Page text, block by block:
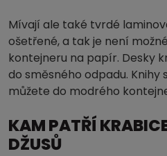
Mívají ale také tvrdé
ošetřené, a tak je není
kontejneru na papír. Desky
do směsného odpadu.
můžete do modrého
KAM PATŘÍ
DŽUSŮ